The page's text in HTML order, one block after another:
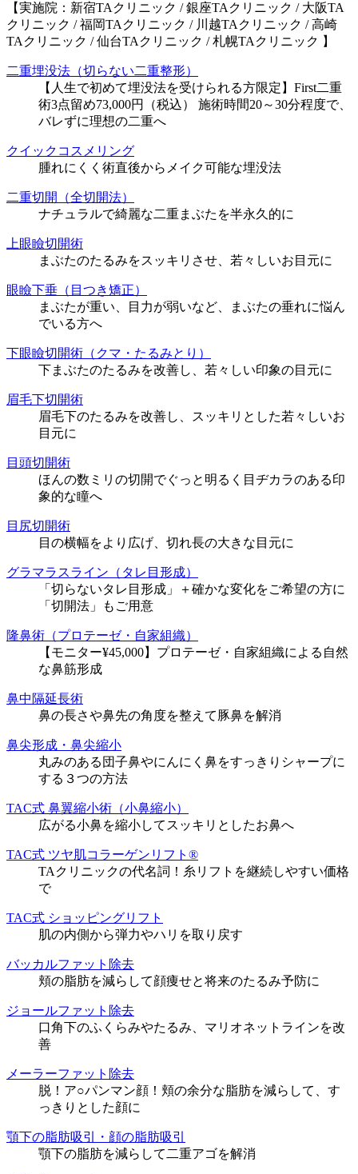
【実施院：新宿TAクリニック / 銀座TAクリニック / 大阪TA
クリニック / 福岡TAクリニック / 川越TAクリニック / 高崎
TAクリニック / 仙台TAクリニック / 札幌TAクリニック 】
二重埋没法（切らない二重整形）
【人生で初めて埋没法を受けられる方限定】First二重
術3点留め73,000円（税込） 施術時間20～30分程度で、
バレずに理想の二重へ
クイックコスメリング
腫れにくく術直後からメイク可能な埋没法
二重切開（全切開法）
ナチュラルで綺麗な二重まぶたを半永久的に
上眼瞼切開術
まぶたのたるみをスッキリさせ、若々しいお目元に
眼瞼下垂（目つき矯正）
まぶたが重い、目力が弱いなど、まぶたの垂れに悩ん
でいる方へ
下眼瞼切開術（クマ・たるみとり）
下まぶたのたるみを改善し、若々しい印象の目元に
眉毛下切開術
眉毛下のたるみを改善し、スッキリとした若々しいお
目元に
目頭切開術
ほんの数ミリの切開でぐっと明るく目ヂカラのある印
象的な瞳へ
目尻切開術
目の横幅をより広げ、切れ長の大きな目元に
グラマラスライン（タレ目形成）
「切らないタレ目形成」＋確かな変化をご希望の方に
「切開法」もご用意
隆鼻術（プロテーゼ・自家組織）
【モニター¥45,000】プロテーゼ・自家組織による自然
な鼻筋形成
鼻中隔延長術
鼻の長さや鼻先の角度を整えて豚鼻を解消
鼻尖形成・鼻尖縮小
丸みのある団子鼻やにんにく鼻をすっきりシャープに
する３つの方法
TAC式 鼻翼縮小術（小鼻縮小）
広がる小鼻を縮小してスッキリとしたお鼻へ
TAC式 ツヤ肌コラーゲンリフト®
TAクリニックの代名詞！糸リフトを継続しやすい価格
で
TAC式 ショッピングリフト
肌の内側から弾力やハリを取り戻す
バッカルファット除去
頬の脂肪を減らして顔痩せと将来のたるみ予防に
ジョールファット除去
口角下のふくらみやたるみ、マリオネットラインを改
善
メーラーファット除去
脱！ア○パンマン顔！頬の余分な脂肪を減らして、す
っきりとした顔に
顎下の脂肪吸引・顔の脂肪吸引
顎下の脂肪を減らして二重アゴを解消